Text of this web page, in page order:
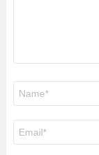
mail
*